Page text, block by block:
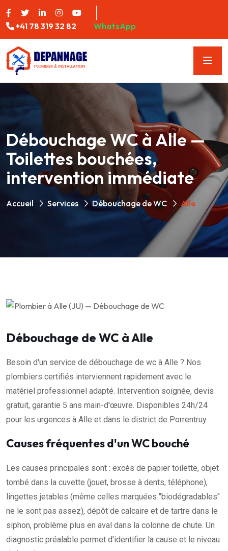
+41 78 319 32 82 WhatsApp
Débouchage WC à Alle —
Toilettes bouchées,
intervention immédiate
Accueil Services Débouchage de WC Alle
Débouchage de WC à Alle
Besoin d'un service de débouchage de wc à Alle ? Nos
plombiers certifiés interviennent rapidement avec le
matériel professionnel adapté. Intervention soignée, devis
gratuit, garantie 5 ans main-d'œuvre. Disponibles 24h/24
pour les urgences à Alle et dans le district de Porrentruy.
Causes fréquentes d'un WC bouché
Les causes principales sont : excès de papier toilette, objet
tombé dans la cuvette (jouet, brosse à dents, téléphone),
lingettes jetables (même celles marquées "biodégradables"
ne le sont pas assez), dépôt de calcaire et de tartre dans le
siphon, problème plus en aval dans la colonne de chute. Un
diagnostic préalable permet d'identifier la cause et le niveau